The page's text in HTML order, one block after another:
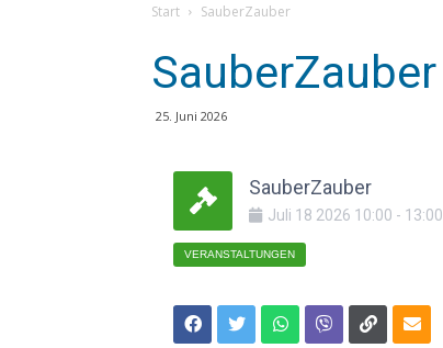
Start SauberZauber
SauberZauber
25. Juni 2026
SauberZauber
Juli 18 2026 10:00 - 13:00
VERANSTALTUNGEN